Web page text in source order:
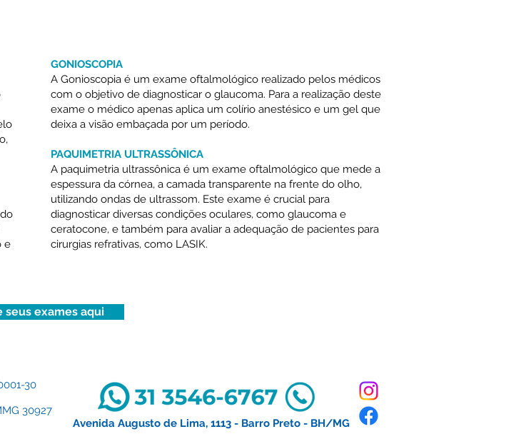
e
GONIOSCOPIA
A Gonioscopia é um exame oftalmológico realizado pelos médicos
com o objetivo de diagnosticar o glaucoma. Para a realização deste
exame o médico apenas aplica um colírio anestésico e um gel que
deixa a visão embaçada por um período.
PAQUIMETRIA ULTRASSÔNICA
A paquimetria ultrassônica é um exame oftalmológico que mede a
espessura da córnea, a camada transparente na frente do olho,
utilizando ondas de ultrassom. Este exame é crucial para
diagnosticar diversas condições oculares, como glaucoma e
ceratocone, e também para avaliar a adequação de pacientes para
cirurgias refrativas, como LASIK.
seus exames aqui
30
30927
Avenida Augusto de Lima, 1113 - Barro Preto - BH/MG